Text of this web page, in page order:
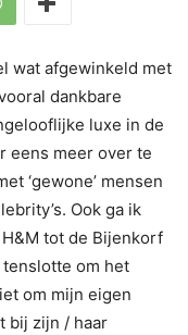
wat afgewinkeld met
dankbare
luxe in de
eens meer over te
‘gewone’ mensen
Ook ga ik
H&M tot de Bijenkorf
tenslotte om het
om mijn eigen
bij zijn / haar